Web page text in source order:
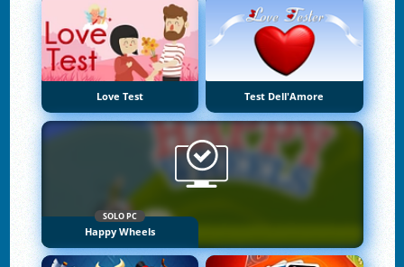
Love Test Test Dell'Amore
SOLO PC
Happy Wheels